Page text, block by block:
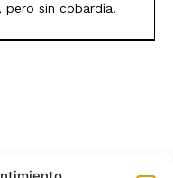
pero sin cobardía.